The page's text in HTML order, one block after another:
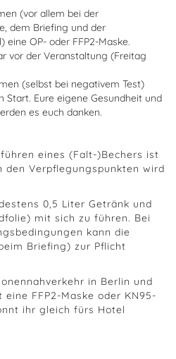
(vor allem bei der
dem Briefing und der
eine OP- oder FFP2-Maske.
vor der Veranstaltung (Freitag
(selbst bei negativem Test)
Start. Eure eigene Gesundheit und
es euch danken.
eines (Falt-)Bechers ist
den Verpflegungspunkten wird
0,5 Liter Getränk und
mit sich zu führen. Bei
kann die
Briefing) zur Pflicht
in Berlin und
FFP2-Maske oder KN95-
ihr gleich fürs Hotel